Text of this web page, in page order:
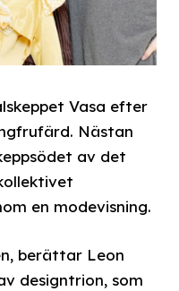
Vasa efter
Nästan
av det
en modevisning.
berättar Leon
designtrion, som